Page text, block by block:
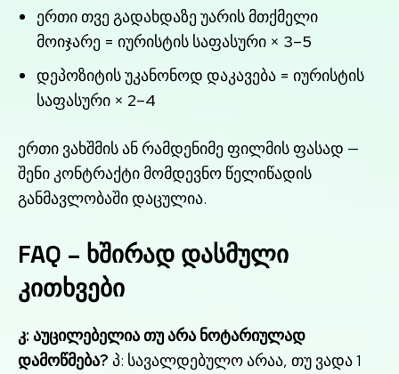
ერთი თვე გადახდაზე უარის მთქმელი
მოიჯარე = იურისტის საფასური × 3–5
დეპოზიტის უკანონოდ დაკავება = იურისტის
საფასური × 2–4
ერთი ვახშმის ან რამდენიმე ფილმის ფასად —
შენი კონტრაქტი მომდევნო წელიწადის
განმავლობაში დაცულია.
FAQ – ხშირად დასმული
კითხვები
კ: აუცილებელია თუ არა ნოტარიულად
დამოწმება? პ: სავალდებულო არაა, თუ ვადა 1